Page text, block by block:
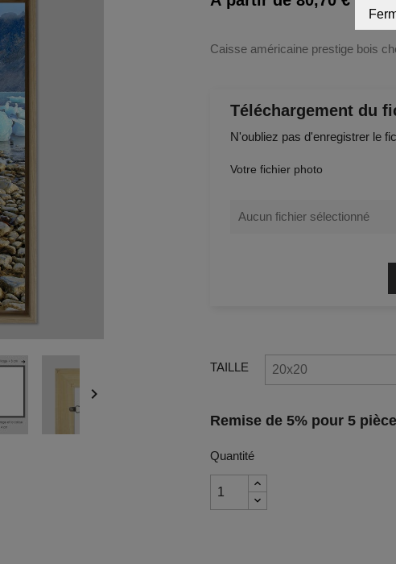

Caisse américaine prestige bois
Téléchargement du
N'oubliez pas d'enregistrer le
Votre fichier photo
Aucun fichier sélectionné
TAILLE
Remise de 5% pour 5
Quantité